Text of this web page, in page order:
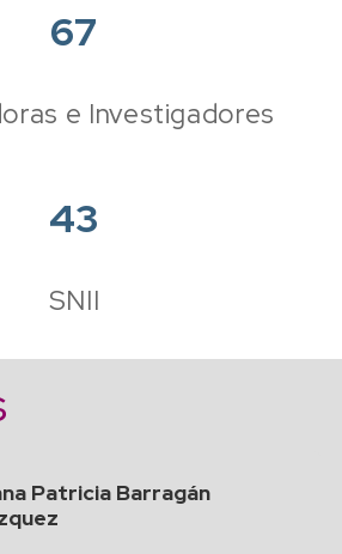
67
e Investigadores
43
SNII
Finding Algebraic
Models from Experimental